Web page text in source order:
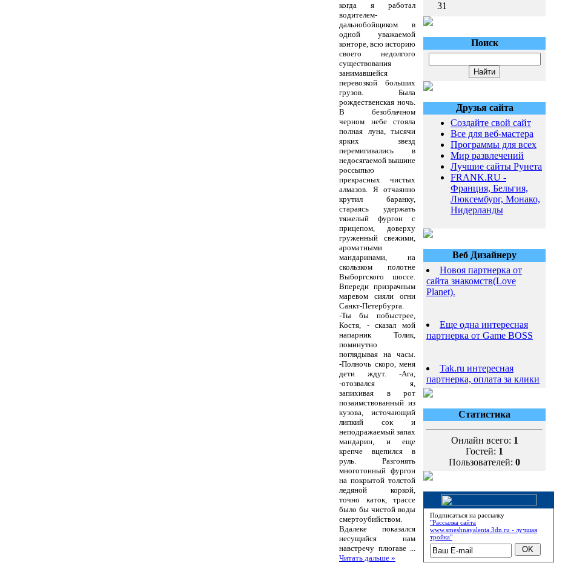
когда я работал
водителем-
дальнобойщиком в
одной уважаемой
конторе, всю историю
своего недолгого
существования
занимавшейся
перевозкой больших
грузов. Была
рождественская ночь.
В безоблачном
черном небе стояла
полная луна, тысячи
ярких звезд
перемигивались в
недосягаемой вышине
россыпью
прекрасных чистых
алмазов. Я отчаянно
крутил баранку,
стараясь удержать
тяжелый фургон с
прицепом, доверху
груженный свежими,
ароматными
мандаринами, на
скользком полотне
Выборгского шоссе.
Впереди призрачным
маревом сияли огни
Санкт-Петербурга.
-Ты бы побыстрее,
Костя, - сказал мой
напарник Толик,
поминутно
поглядывая на часы.
-Полночь скоро, меня
дети ждут. -Ага,
-отозвался я,
запихивая в рот
позаимствованный из
кузова, источающий
липкий сок и
неподражаемый запах
мандарин, и еще
крепче вцепился в
руль. Разгонять
многотонный фургон
на покрытой толстой
ледяной коркой,
точно каток, трассе
было бы чистой воды
смертоубийством.
Вдалеке показался
несущийся нам
навстречу плюгаве ...
Читать дальше »
31
Поиск
Друзья сайта
Создайте свой сайт
Все для веб-мастера
Программы для всех
Мир развлечений
Лучшие сайты Рунета
FRANK.RU -
Франция, Бельгия,
Люксембург, Монако,
Нидерланды
Веб Дизайнеру
Новоя партнерка от
сайта знакомств(Love
Planet).
Еще одна интересная
партнерка от Game BOSS
Tak.ru интересная
партнерка, оплата за клики
Статистика
Онлайн всего: 1
Гостей: 1
Пользователей: 0
Подписаться на рассылку
"Рассылка сайта
www.smeshnayalenta.3dn.ru - лучшая
тройка"